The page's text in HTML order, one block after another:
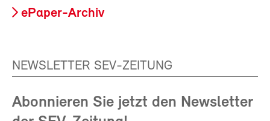
ePaper-Archiv
NEWSLETTER SEV-ZEITUNG
Abonnieren Sie jetzt den Newsletter